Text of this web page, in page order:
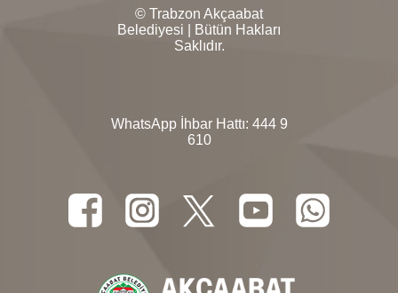
© Trabzon Akçaabat
Belediyesi | Bütün Hakları
Saklıdır.
WhatsApp İhbar Hattı: 444 9
610